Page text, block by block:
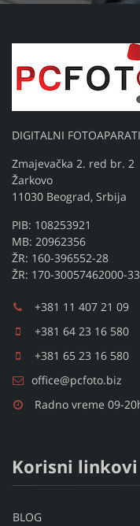
DIGITALNI
Zmajevačka 2. red br. 2
Žarkovo
11030 Beograd, Srbija
PIB: 108253921
MB: 20962356
ŽR: 160-396552-28
ŽR: 170-30057462000-33
+381 11 407 21 09
+381 64 23 16 580
+381 65 23 16 580
office@pcfoto.biz
Radno vreme 09-
Korisni linkovi
BLOG